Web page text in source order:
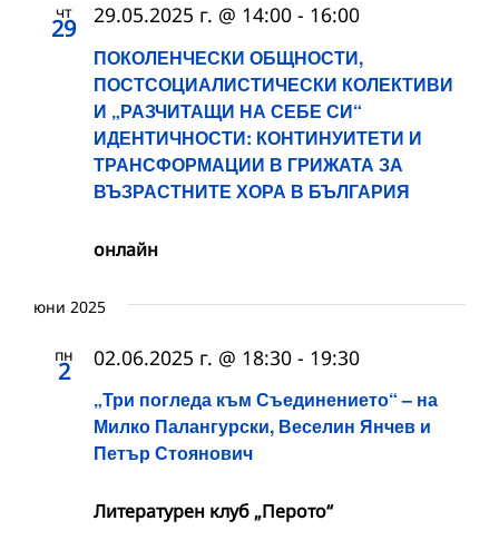
чт
29
ПОКОЛЕНЧЕСКИ ОБЩНОСТИ,
ПОСТСОЦИАЛИСТИЧЕСКИ КОЛЕКТИВИ
И „РАЗЧИТАЩИ НА СЕБЕ СИ“
ИДЕНТИЧНОСТИ: КОНТИНУИТЕТИ И
ТРАНСФОРМАЦИИ В ГРИЖАТА ЗА
ВЪЗРАСТНИТЕ ХОРА В БЪЛГАРИЯ
29.05.2025 г. @ 14:00 - 16:00
онлайн
юни 2025
пн
2
„Три погледа към Съединението“ – на
Милко Палангурски, Веселин Янчев и
Петър Стоянович
02.06.2025 г. @ 18:30 - 19:30
Литературен клуб „Перото“